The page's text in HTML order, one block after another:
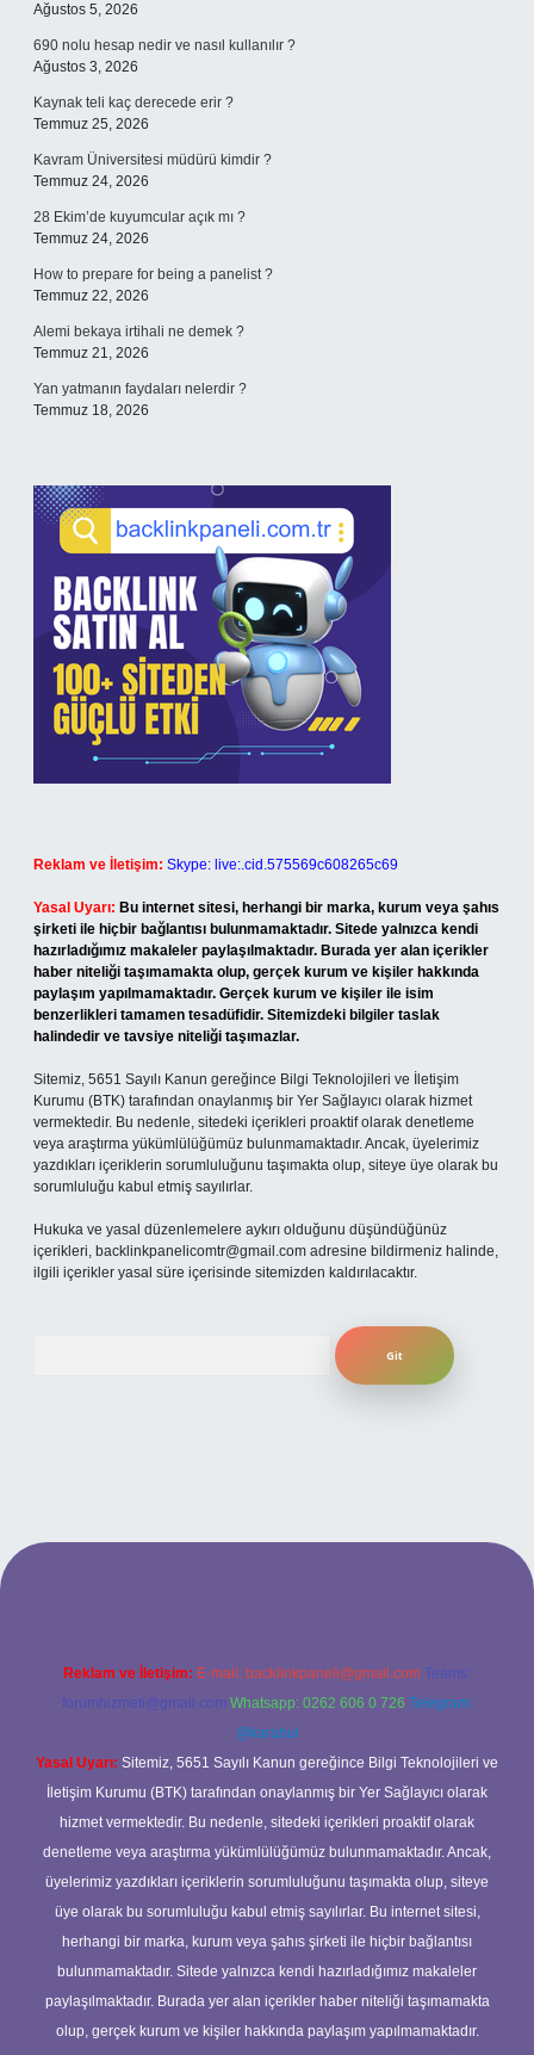
Ağustos 5, 2026
690 nolu hesap nedir ve nasıl kullanılır ?
Ağustos 3, 2026
Kaynak teli kaç derecede erir ?
Temmuz 25, 2026
Kavram Üniversitesi müdürü kimdir ?
Temmuz 24, 2026
28 Ekim’de kuyumcular açık mı ?
Temmuz 24, 2026
How to prepare for being a panelist ?
Temmuz 22, 2026
Alemi bekaya irtihali ne demek ?
Temmuz 21, 2026
Yan yatmanın faydaları nelerdir ?
Temmuz 18, 2026
Reklam ve İletişim: Skype: live:.cid.575569c608265c69
Yasal Uyarı: Bu internet sitesi, herhangi bir marka, kurum veya şahıs
şirketi ile hiçbir bağlantısı bulunmamaktadır. Sitede yalnızca kendi
hazırladığımız makaleler paylaşılmaktadır. Burada yer alan içerikler
haber niteliği taşımamakta olup, gerçek kurum ve kişiler hakkında
paylaşım yapılmamaktadır. Gerçek kurum ve kişiler ile isim
benzerlikleri tamamen tesadüfidir. Sitemizdeki bilgiler taslak
halindedir ve tavsiye niteliği taşımazlar.
Sitemiz, 5651 Sayılı Kanun gereğince Bilgi Teknolojileri ve İletişim
Kurumu (BTK) tarafından onaylanmış bir Yer Sağlayıcı olarak hizmet
vermektedir. Bu nedenle, sitedeki içerikleri proaktif olarak denetleme
veya araştırma yükümlülüğümüz bulunmamaktadır. Ancak, üyelerimiz
yazdıkları içeriklerin sorumluluğunu taşımakta olup, siteye üye olarak bu
sorumluluğu kabul etmiş sayılırlar.
Hukuka ve yasal düzenlemelere aykırı olduğunu düşündüğünüz
içerikleri, backlinkpanelicomtr@gmail.com adresine bildirmeniz halinde,
ilgili içerikler yasal süre içerisinde sitemizden kaldırılacaktır.
giriş adresi
Reklam ve İletişim: E-mail: backlinkpaneli@gmail.com Teams:
forumhizmeti@gmail.com Whatsapp: 0262 606 0 726 Telegram:
@karabul
Yasal Uyarı: Sitemiz, 5651 Sayılı Kanun gereğince Bilgi Teknolojileri ve
İletişim Kurumu (BTK) tarafından onaylanmış bir Yer Sağlayıcı olarak
hizmet vermektedir. Bu nedenle, sitedeki içerikleri proaktif olarak
denetleme veya araştırma yükümlülüğümüz bulunmamaktadır. Ancak,
üyelerimiz yazdıkları içeriklerin sorumluluğunu taşımakta olup, siteye
üye olarak bu sorumluluğu kabul etmiş sayılırlar. Bu internet sitesi,
herhangi bir marka, kurum veya şahıs şirketi ile hiçbir bağlantısı
bulunmamaktadır. Sitede yalnızca kendi hazırladığımız makaleler
paylaşılmaktadır. Burada yer alan içerikler haber niteliği taşımamakta
olup, gerçek kurum ve kişiler hakkında paylaşım yapılmamaktadır.